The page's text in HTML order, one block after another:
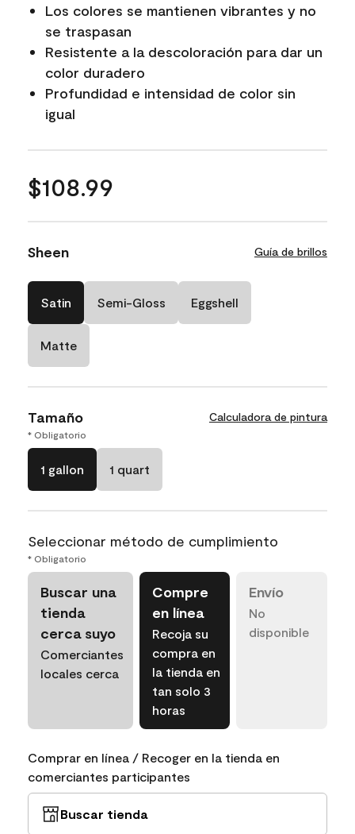
Los colores se mantienen vibrantes y no
se traspasan
Resistente a la descoloración para dar un
color duradero
Profundidad e intensidad de color sin
igual
$108.99
Sheen Guía de brillos
Satin Semi-Gloss Eggshell
Matte
Tamaño Calculadora de pintura
* Obligatorio
1 gallon 1 quart
Seleccionar método de cumplimiento
* Obligatorio
Buscar una
tienda
cerca suyo
Comerciantes
locales cerca
Compre
en línea
Recoja su
compra en
la tienda en
tan solo 3
horas
Envío
No
disponible
Comprar en línea / Recoger en la tienda en
comerciantes participantes
Buscar tienda